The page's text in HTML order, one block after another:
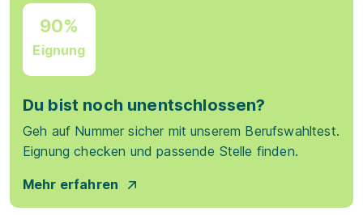
90%
Eignung
Du bist noch unentschlossen?
Geh auf Nummer sicher mit unserem Berufswahltest.
Eignung checken und passende Stelle finden.
Mehr erfahren